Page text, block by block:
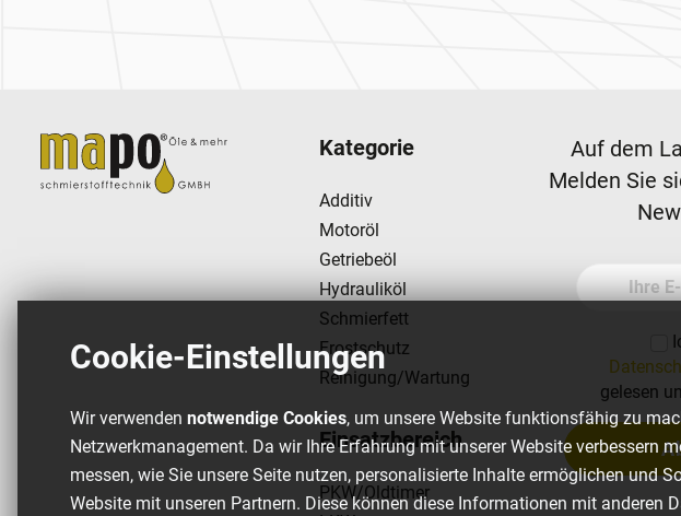
Kategorie
Additiv
Motoröl
Getriebeöl
Hydrauliköl
Schmierfett
Frostschutz
Reinigung/Wartung
Einsatzbereich
PKW/Oldtimer
Auf dem
Melden Sie
gelesen
Cookie-Einstellungen
Wir verwenden notwendige Cookies, um unsere Website funktionsfähig zu
Netzwerkmanagement. Da wir Ihre Erfahrung mit unserer Website verbessern
messen, wie Sie unsere Seite nutzen, personalisierte Inhalte ermöglichen und
Website mit unseren Partnern. Diese können diese Informationen mit anderen